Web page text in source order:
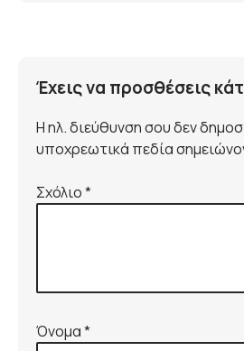
Έχεις να προσθέσεις
Η ηλ. διεύθυνση σου δεν
υποχρεωτικά πεδία
Σχόλιο*
Όνομα*